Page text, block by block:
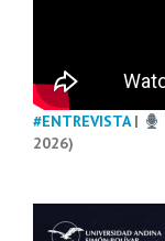
#ENTREVISTA|
2026)